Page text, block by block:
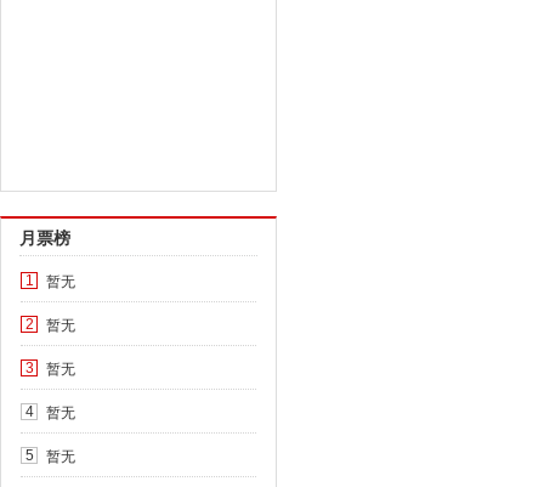
月票榜
1 暂无
2 暂无
3 暂无
4 暂无
5 暂无